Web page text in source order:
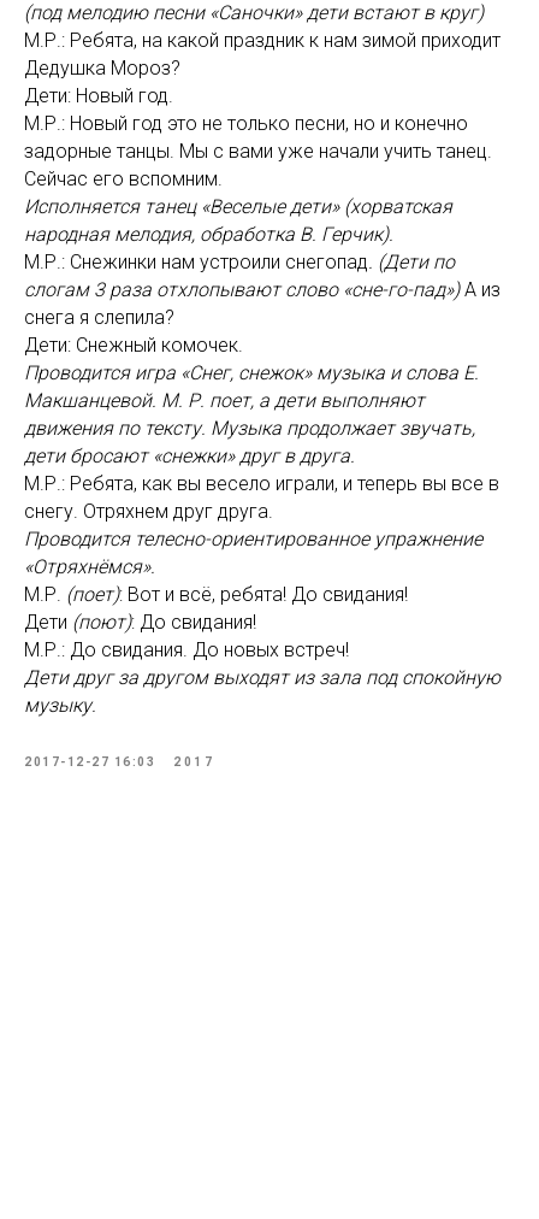
(под мелодию песни «Саночки» дети встают в круг)
М.Р.: Ребята, на какой праздник к нам зимой приходит
Дедушка Мороз?
Дети: Новый год.
М.Р.: Новый год это не только песни, но и конечно
задорные танцы. Мы с вами уже начали учить танец.
Сейчас его вспомним.
Исполняется танец «Веселые дети» (хорватская
народная мелодия, обработка В. Герчик).
М.Р.: Снежинки нам устроили снегопад. (Дети по
слогам 3 раза отхлопывают слово «сне-го-пад»)А из
снега я слепила?
Дети: Снежный комочек.
Проводится игра «Снег, снежок» музыка и слова Е.
Макшанцевой. М. Р. поет, а дети выполняют
движения по тексту. Музыка продолжает звучать,
дети бросают «снежки» друг в друга.
М.Р.: Ребята, как вы весело играли, и теперь вы все в
снегу. Отряхнем друг друга.
Проводится телесно-ориентированное упражнение
«Отряхнёмся».
М.Р. (поет): Вот и всё, ребята! До свидания!
Дети (поют): До свидания!
М.Р.: До свидания. До новых встреч!
Дети друг за другом выходят из зала под спокойную
музыку.
2017-12-27 16:03 2017